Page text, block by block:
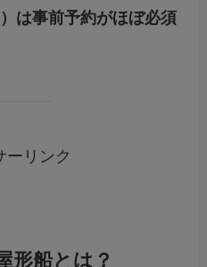
は事前予約がほぼ必須
ーリンク
形船とは？